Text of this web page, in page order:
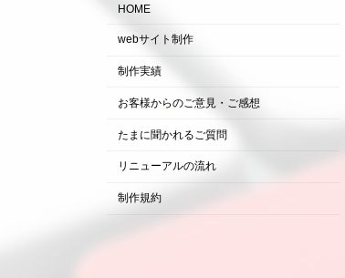
HOME
webサイト制作
制作実績
お客様からのご意見・ご感想
たまに聞かれるご質問
リニューアルの流れ
制作規約